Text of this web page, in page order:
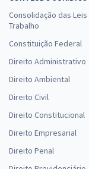
Consolidação das Leis
Trabalho
Constituição Federal
Direito Administrativo
Direito Ambiental
Direito Civil
Direito Constitucional
Direito Empresarial
Direito Penal